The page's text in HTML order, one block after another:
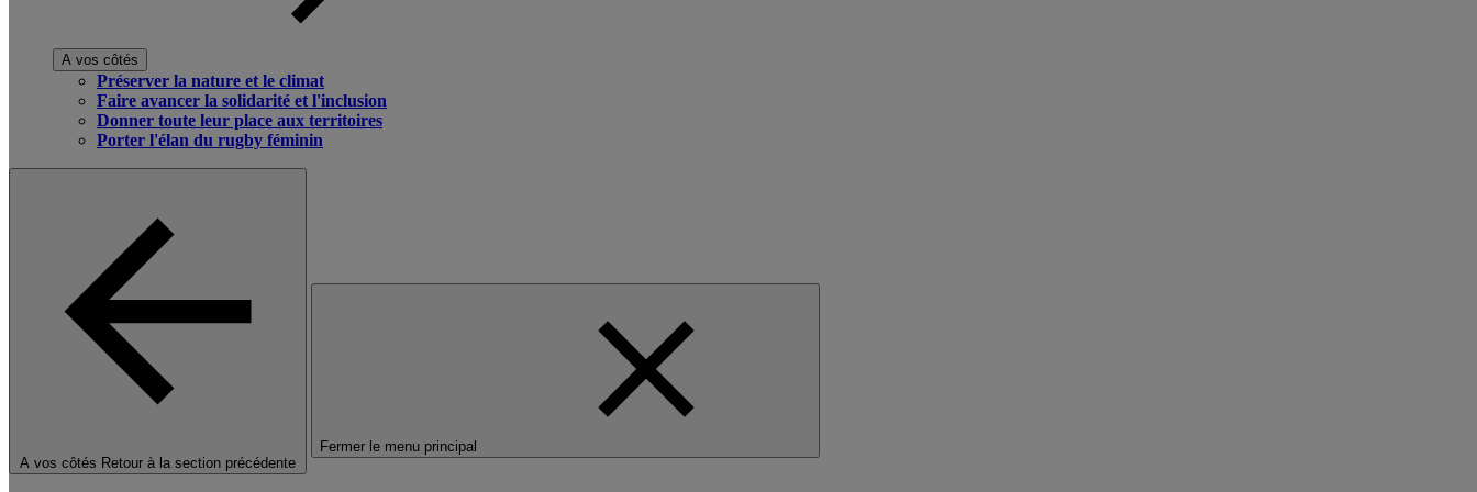
A vos côtés
Préserver la nature et le climat
Faire avancer la solidarité et l'inclusion
Donner toute leur place aux territoires
Porter l'élan du rugby féminin
A vos côtés Retour à la section précédente
Fermer le menu principal